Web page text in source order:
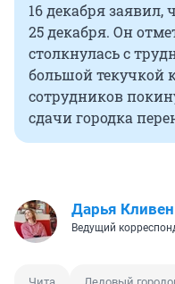
16 декабря заявил,
25 декабря. Он
столкнулась с
большой текучкой
сотрудников
сдачи городка
Дарья
Ведущий